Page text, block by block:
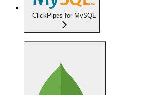
ClickPipes for MySQL